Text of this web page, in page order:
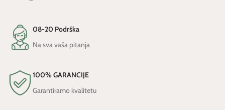
08-20 Podrška
Na sva vaša pitanja
100% GARANCIJE
Garantiramo kvalitetu